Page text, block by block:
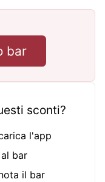
bar
sconti?
l'app
bar
il bar